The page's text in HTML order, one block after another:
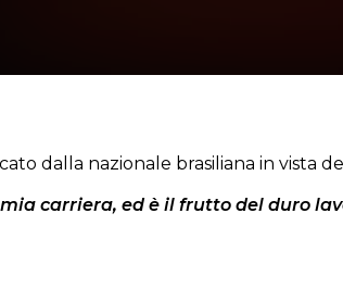
dalla nazionale brasiliana in vista
carriera, ed è il frutto del duro